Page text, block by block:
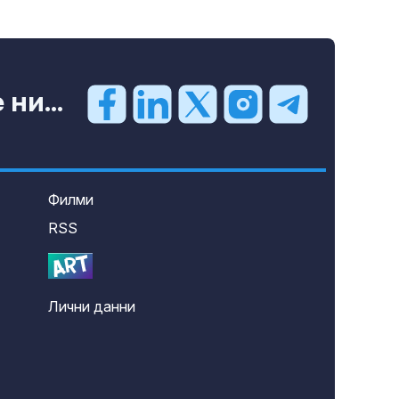
ни...
Филми
RSS
Лични данни